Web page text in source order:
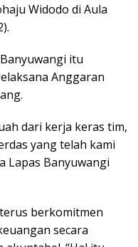
Widodo di Aula
itu
Anggaran
dari kerja keras tim,
yang telah kami
Lapas Banyuwangi
berkomitmen
secara